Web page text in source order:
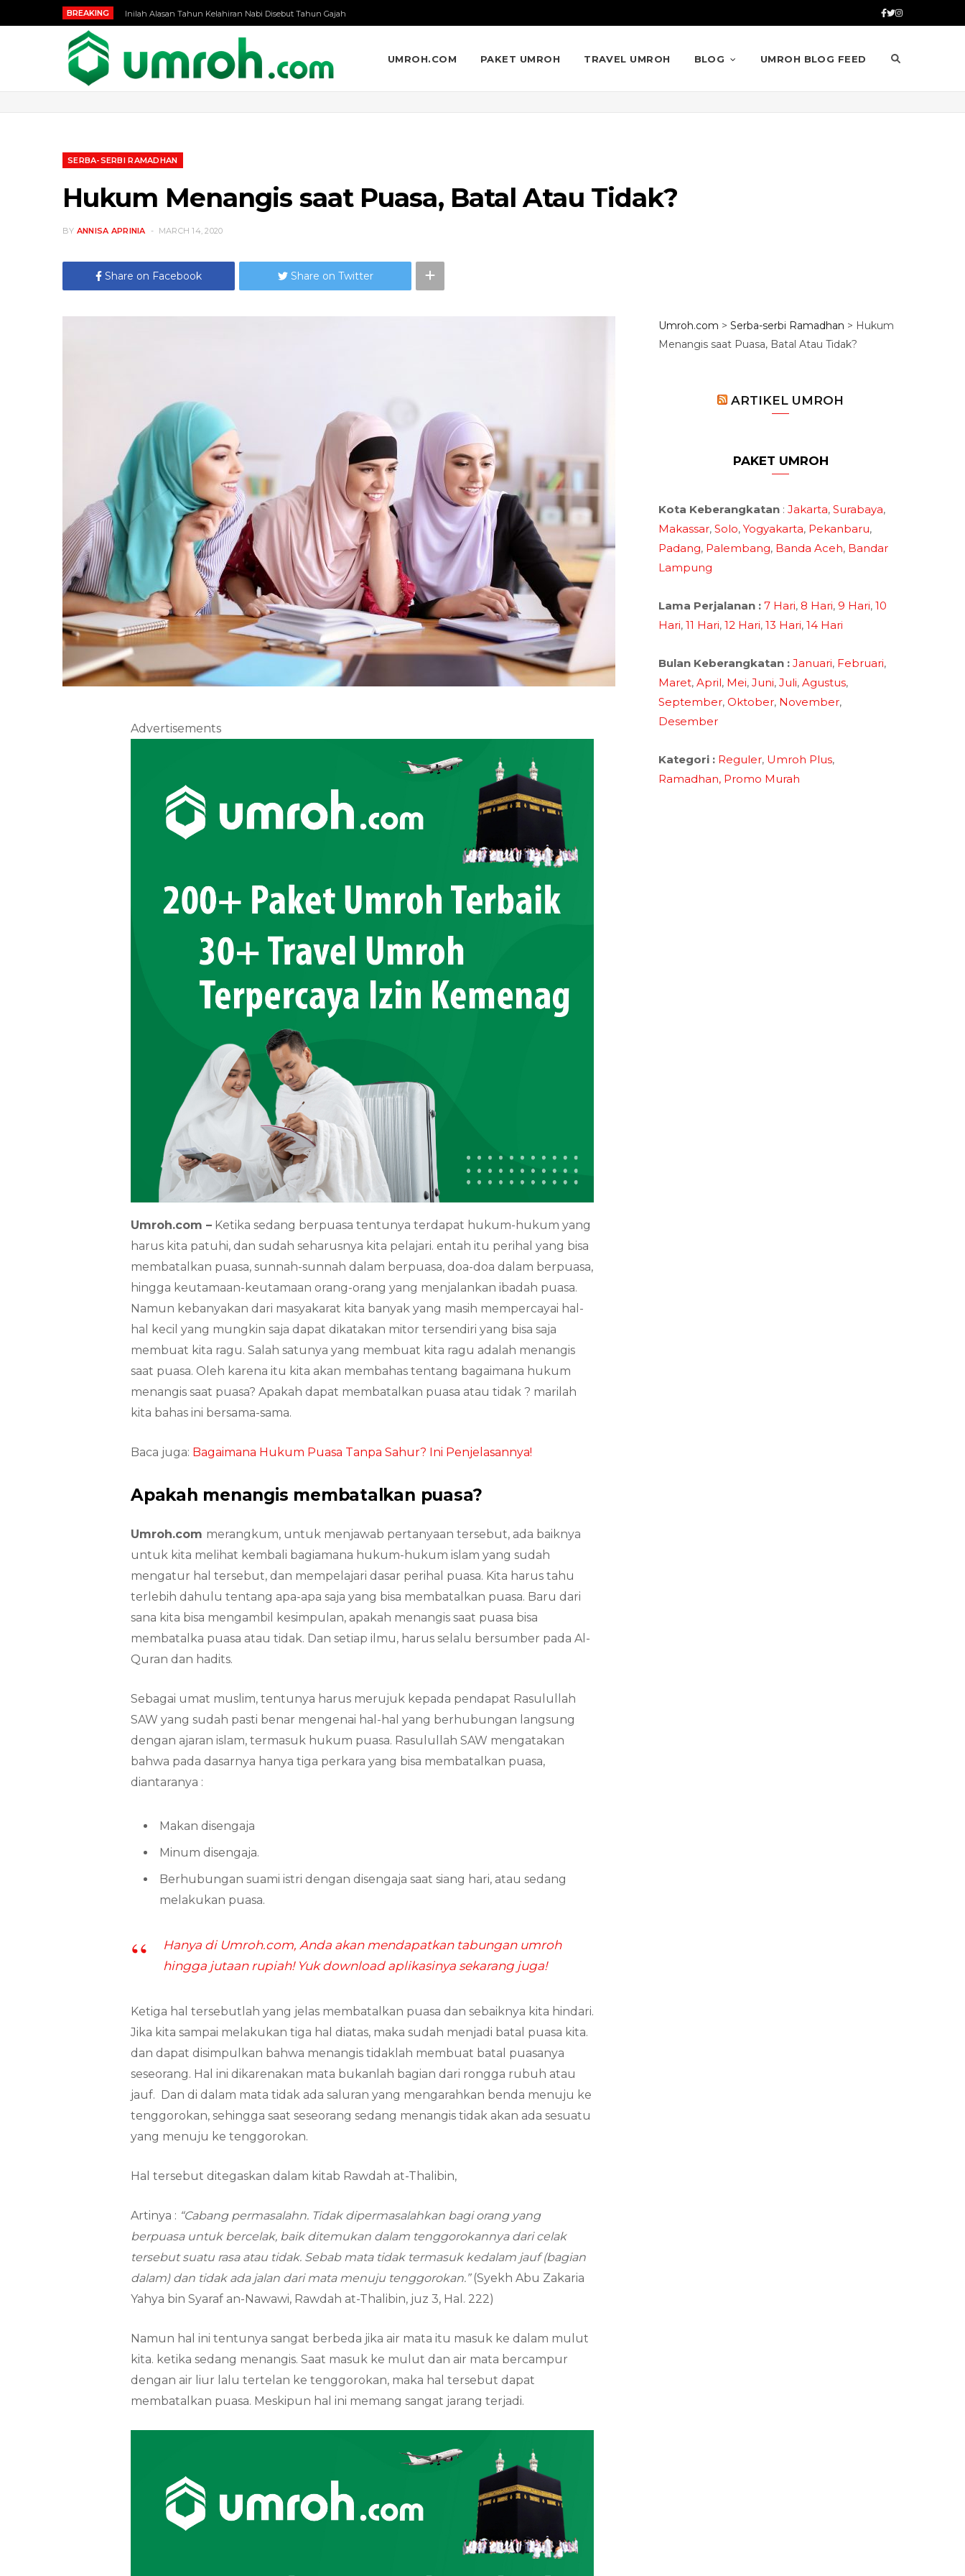
BREAKING Inilah Alasan Tahun Kelahiran Nabi Disebut Tahun Gajah
UMROH.COM PAKET UMROH TRAVEL UMROH BLOG UMROH BLOG FEED
SERBA-SERBI RAMADHAN
Hukum Menangis saat Puasa, Batal Atau Tidak?
BY ANNISA APRINIA MARCH 14, 2020
Share on Facebook Share on Twitter
Advertisements
Umroh.com –Ketika sedang berpuasa tentunya terdapat hukum-hukum yang
harus kita patuhi, dan sudah seharusnya kita pelajari. entah itu perihal yang bisa
membatalkan puasa, sunnah-sunnah dalam berpuasa, doa-doa dalam berpuasa,
hingga keutamaan-keutamaan orang-orang yang menjalankan ibadah puasa.
Namun kebanyakan dari masyakarat kita banyak yang masih mempercayai hal-
hal kecil yang mungkin saja dapat dikatakan mitor tersendiri yang bisa saja
membuat kita ragu. Salah satunya yang membuat kita ragu adalah menangis
saat puasa. Oleh karena itu kita akan membahas tentang bagaimana hukum
menangis saat puasa? Apakah dapat membatalkan puasa atau tidak ? marilah
kita bahas ini bersama-sama.
Baca juga: Bagaimana Hukum Puasa Tanpa Sahur? Ini Penjelasannya!
Apakah menangis membatalkan puasa?
Umroh.com merangkum, untuk menjawab pertanyaan tersebut, ada baiknya
untuk kita melihat kembali bagiamana hukum-hukum islam yang sudah
mengatur hal tersebut, dan mempelajari dasar perihal puasa. Kita harus tahu
terlebih dahulu tentang apa-apa saja yang bisa membatalkan puasa. Baru dari
sana kita bisa mengambil kesimpulan, apakah menangis saat puasa bisa
membatalka puasa atau tidak. Dan setiap ilmu, harus selalu bersumber pada Al-
Quran dan hadits.
Sebagai umat muslim, tentunya harus merujuk kepada pendapat Rasulullah
SAW yang sudah pasti benar mengenai hal-hal yang berhubungan langsung
dengan ajaran islam, termasuk hukum puasa. Rasulullah SAW mengatakan
bahwa pada dasarnya hanya tiga perkara yang bisa membatalkan puasa,
diantaranya :
Makan disengaja
Minum disengaja.
Berhubungan suami istri dengan disengaja saat siang hari, atau sedang
melakukan puasa.
Hanya di Umroh.com, Anda akan mendapatkan tabungan umroh
hingga jutaan rupiah! Yuk download aplikasinya sekarang juga!
Ketiga hal tersebutlah yang jelas membatalkan puasa dan sebaiknya kita hindari.
Jika kita sampai melakukan tiga hal diatas, maka sudah menjadi batal puasa kita.
dan dapat disimpulkan bahwa menangis tidaklah membuat batal puasanya
seseorang. Hal ini dikarenakan mata bukanlah bagian dari rongga rubuh atau
jauf. Dan di dalam mata tidak ada saluran yang mengarahkan benda menuju ke
tenggorokan, sehingga saat seseorang sedang menangis tidak akan ada sesuatu
yang menuju ke tenggorokan.
Hal tersebut ditegaskan dalam kitab Rawdah at-Thalibin,
Artinya : “Cabang permasalahn. Tidak dipermasalahkan bagi orang yang
berpuasa untuk bercelak, baik ditemukan dalam tenggorokannya dari celak
tersebut suatu rasa atau tidak. Sebab mata tidak termasuk kedalam jauf (bagian
dalam) dan tidak ada jalan dari mata menuju tenggorokan.”(Syekh Abu Zakaria
Yahya bin Syaraf an-Nawawi, Rawdah at-Thalibin, juz 3, Hal. 222)
Namun hal ini tentunya sangat berbeda jika air mata itu masuk ke dalam mulut
kita. ketika sedang menangis. Saat masuk ke mulut dan air mata bercampur
dengan air liur lalu tertelan ke tenggorokan, maka hal tersebut dapat
membatalkan puasa. Meskipun hal ini memang sangat jarang terjadi.
Umroh.com > Serba-serbi Ramadhan > Hukum
Menangis saat Puasa, Batal Atau Tidak?
ARTIKEL UMROH
PAKET UMROH
Kota Keberangkatan : Jakarta, Surabaya,
Makassar, Solo, Yogyakarta, Pekanbaru,
Padang, Palembang, Banda Aceh, Bandar
Lampung
Lama Perjalanan : 7 Hari, 8 Hari, 9 Hari, 10
Hari, 11 Hari, 12 Hari, 13 Hari, 14 Hari
Bulan Keberangkatan : Januari, Februari,
Maret, April, Mei, Juni, Juli, Agustus,
September, Oktober, November,
Desember
Kategori : Reguler, Umroh Plus,
Ramadhan, Promo Murah